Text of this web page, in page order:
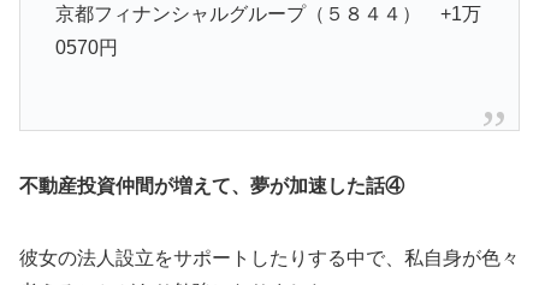
京都フィナンシャルグループ（５８４４） +1万
0570円
不動産投資仲間が増えて、夢が加速した話④
彼女の法人設立をサポートしたりする中で、私自身が色々